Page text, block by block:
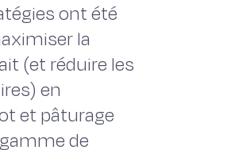
ont été
la
(et réduire les
en
et pâturage
de